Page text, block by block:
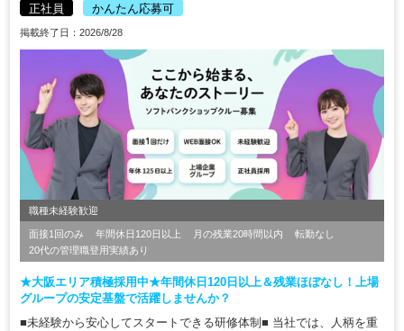
正社員 かんたん応募可
掲載終了日：2026/8/28
職種未経験歓迎
面接1回のみ 年間休日120日以上 月の残業20時間以内
転勤なし
20代の管理職登用実績あり
★大阪エリア積極採用中★年間休日120日以上＆残業ほぼなし！上場
グループの安定基盤で活躍しませんか？
■未経験から安心してスタートできる研修体制■ 当社では、人柄を重